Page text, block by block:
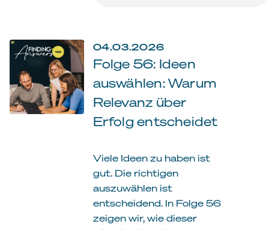
04.03.2026
Folge 56: Ideen
auswählen: Warum
Relevanz über
Erfolg entscheidet
Viele Ideen zu haben ist
gut. Die richtigen
auszuwählen ist
entscheidend. In Folge 56
zeigen wir, wie dieser